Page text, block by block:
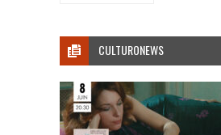
CULTURONEWS